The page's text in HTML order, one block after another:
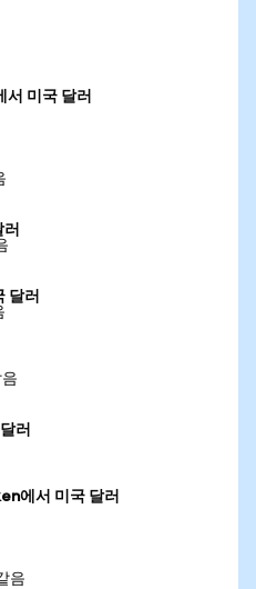
미국 달러
달러
러
에서 미국 달러
음